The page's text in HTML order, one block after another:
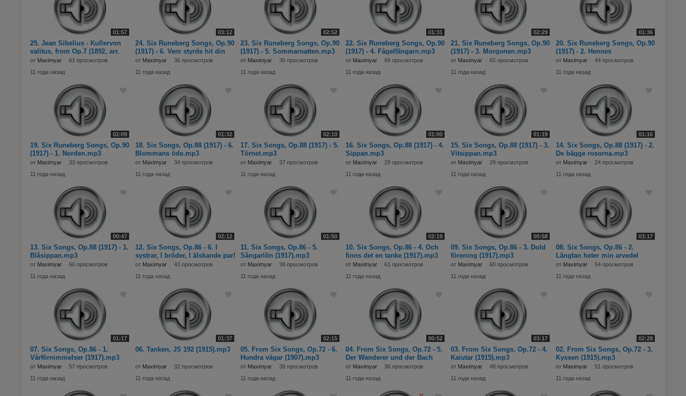
01:57
25. Jean Sibelius - Kullervon
valitus, from Op.7 (1892, arr.
1917-18).
от Maximyar
61 просмотров
11 года назад
03:12
24. Six Runeberg Songs, Op.90
(1917) - 6. Vem styrde hit din
väg.mp3
от Maximyar
36 просмотров
11 года назад
02:52
23. Six Runeberg Songs, Op.90
(1917) - 5. Sommarnatten.mp3
от Maximyar
36 просмотров
11 года назад
01:31
22. Six Runeberg Songs, Op.90
(1917) - 4. Fågelfängarn.mp3
от Maximyar
69 просмотров
11 года назад
02:29
21. Six Runeberg Songs, Op.90
(1917) - 3. Morgonen.mp3
от Maximyar
65 просмотров
11 года назад
01:36
20. Six Runeberg Songs, Op.90
(1917) - 2. Hennes
budskap.mp3
от Maximyar
44 просмотров
11 года назад
02:09
19. Six Runeberg Songs, Op.90
(1917) - 1. Norden.mp3
от Maximyar
33 просмотров
11 года назад
01:32
18. Six Songs, Op.88 (1917) - 6.
Blommans öde.mp3
от Maximyar
34 просмотров
11 года назад
02:10
17. Six Songs, Op.88 (1917) - 5.
Törnet.mp3
от Maximyar
37 просмотров
11 года назад
01:00
16. Six Songs, Op.88 (1917) - 4.
Sippan.mp3
от Maximyar
29 просмотров
11 года назад
01:19
15. Six Songs, Op.88 (1917) - 3.
Vitsippan.mp3
от Maximyar
29 просмотров
11 года назад
01:16
14. Six Songs, Op.88 (1917) - 2.
De bägge rosorna.mp3
от Maximyar
24 просмотров
11 года назад
00:47
13. Six Songs, Op.88 (1917) - 1.
Blåsippan.mp3
от Maximyar
60 просмотров
11 года назад
02:12
12. Six Songs, Op.86 - 6. I
systrar, I bröder, I älskande par!
(1918).
от Maximyar
43 просмотров
11 года назад
01:50
11. Six Songs, Op.86 - 5.
Sångarlön (1917).mp3
от Maximyar
38 просмотров
11 года назад
02:19
10. Six Songs, Op.86 - 4. Och
finns det en tanke (1917).mp3
от Maximyar
61 просмотров
11 года назад
00:58
09. Six Songs, Op.86 - 3. Dold
förening (1917).mp3
от Maximyar
60 просмотров
11 года назад
03:17
08. Six Songs, Op.86 - 2.
Längtan heter min arvedel
(1917).mp3
от Maximyar
54 просмотров
11 года назад
01:17
07. Six Songs, Op.86 - 1.
Vårförnimmelser (1917).mp3
от Maximyar
57 просмотров
11 года назад
01:37
06. Tanken, JS 192 (1915).mp3
от Maximyar
32 просмотров
11 года назад
02:15
05. From Six Songs, Op.72 - 6.
Hundra vägar (1907).mp3
от Maximyar
38 просмотров
11 года назад
00:52
04. From Six Songs, Op.72 - 5.
Der Wanderer und der Bach
(1915).mp3
от Maximyar
36 просмотров
11 года назад
03:17
03. From Six Songs, Op.72 - 4.
Kaiutar (1915).mp3
от Maximyar
48 просмотров
11 года назад
02:28
02. From Six Songs, Op.72 - 3.
Kyssen (1915).mp3
от Maximyar
51 просмотров
11 года назад